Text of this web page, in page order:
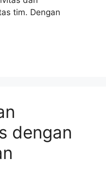
tim. Dengan
dengan